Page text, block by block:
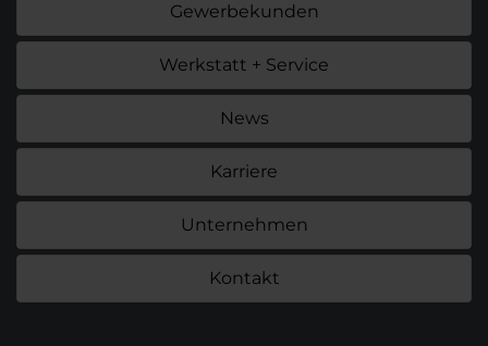
Gewerbekunden
Werkstatt + Service
News
Karriere
Unternehmen
Kontakt